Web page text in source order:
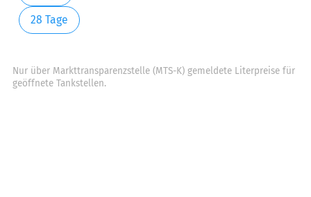
28 Tage
Nur über Markttransparenzstelle (MTS-K) gemeldete Literpreise für
geöffnete Tankstellen.